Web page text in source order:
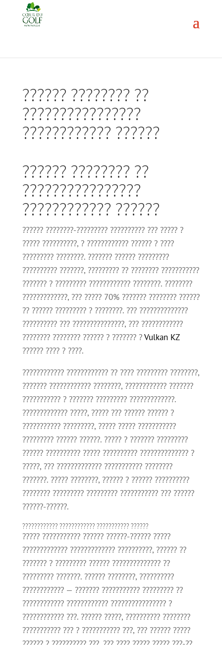
?????? ???????? ??
????????????????
???????????? ??????
?????? ???????? ??
????????????????
???????????? ??????
?????? ????????-????????? ?????????? ??? ????? ?
????? ??????????, ? ???????????? ?????? ? ????
????????? ????????. ??????? ?????? ?????????
?????????? ???????, ????????? ?? ???????? ???????????
??????? ? ????????? ???????????? ????????. ????????
?????????????, ??? ????? 70% ??????? ???????? ??????
?? ?????? ????????? ? ????????. ??? ??????????????
?????????? ??? ???????????????, ??? ????????????
???????? ???????? ?????? ? ??????? ?Vulkan KZ
?????? ???? ? ????.
???????????? ???????????? ?? ???? ????????? ????????,
??????? ???????????? ????????, ???????????? ???????
??????????? ? ??????? ????????? ?????????????.
????????????? ?????, ????? ??? ?????? ?????? ?
??????????? ?????????, ????? ????? ???????????
????????? ?????? ??????. ????? ? ??????? ?????????
?????? ?????????? ????? ?????????? ?????????????? ?
?????, ??? ????????????? ??????????? ????????
???????. ????? ????????, ?????? ? ?????? ??????????
???????? ????????? ????????? ??????????? ??? ??????
??????-??????.
???????????? ???????????? ??????????? ??????
????? ??????????? ?????? ??????-?????? ?????
????????????? ????????????? ??????????, ?????? ??
??????? ? ????????? ?????? ?????????????? ??
????????? ???????. ?????? ????????, ??????????
???????????? — ??????? ??????????? ????????? ??
???????????? ???????????? ???????????????? ?
???????????? ???. ?????? ?????, ?????????? ????????
??????????? ??? ? ??????????? ???, ??? ?????? ?????